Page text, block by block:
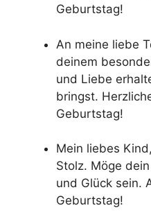
Geburtstag!
An meine liebe
deinem
und Liebe
bringst.
Geburtstag!
Mein liebes
Stolz. Möge
und Glück sein.
Geburtstag!